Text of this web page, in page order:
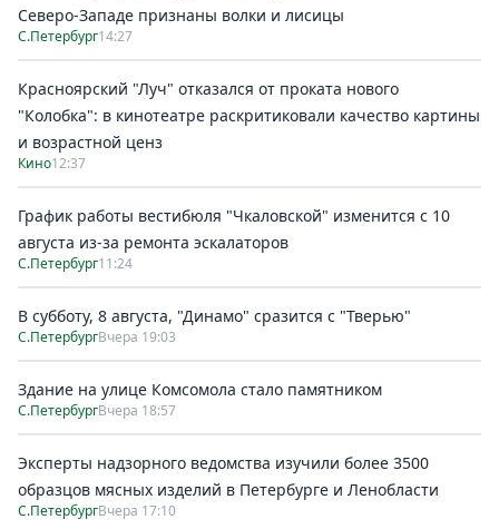
Северо-Западе признаны волки и лисицы
С.Петербург14:27
Красноярский "Луч" отказался от проката нового
"Колобка": в кинотеатре раскритиковали качество картины
и возрастной ценз
Кино12:37
График работы вестибюля "Чкаловской" изменится с 10
августа из-за ремонта эскалаторов
С.Петербург11:24
В субботу, 8 августа, "Динамо" сразится с "Тверью"
С.ПетербургВчера 19:03
Здание на улице Комсомола стало памятником
С.ПетербургВчера 18:57
Эксперты надзорного ведомства изучили более 3500
образцов мясных изделий в Петербурге и Ленобласти
С.ПетербургВчера 17:10